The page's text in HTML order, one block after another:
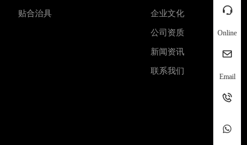
Online
Email
贴合治具 企业文化
公司资质
新闻资讯
联系我们